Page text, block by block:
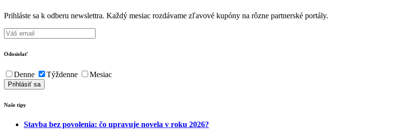
Prihláste sa k odberu newslettra. Každý mesiac rozdávame zľavové kupóny na rôzne partnerské portály.
Odosielať
Denne Týždenne Mesiac
Naše tipy
Stavba bez povolenia: čo upravuje novela v roku 2026?